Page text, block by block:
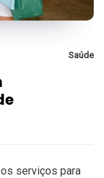
Saúde
serviços para